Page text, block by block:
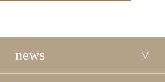
news